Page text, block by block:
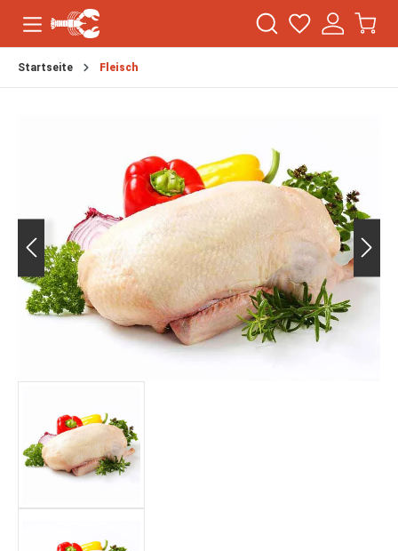
Startseite Fleisch